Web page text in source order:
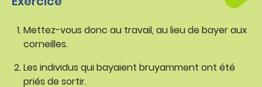
Mettez-vous donc au travail, au lieu de bayer aux
corneilles.
Les individus qui bayaient bruyamment ont été
priés de sortir.